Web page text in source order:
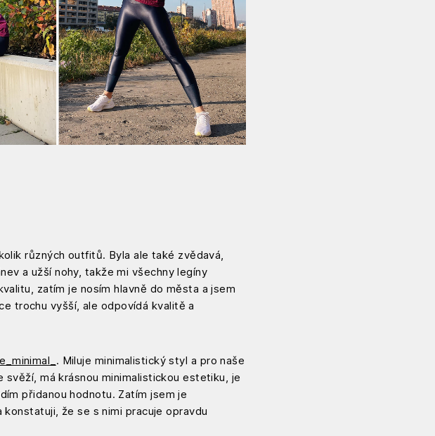
různých outfitů. Byla ale také zvědavá,
a užší nohy, takže mi všechny legíny
zatím je nosím hlavně do města a jsem
trochu vyšší, ale odpovídá kvalitě a
. Miluje minimalistický styl a pro naše
má krásnou minimalistickou estetiku, je
přidanou hodnotu. Zatím jsem je
že se s nimi pracuje opravdu